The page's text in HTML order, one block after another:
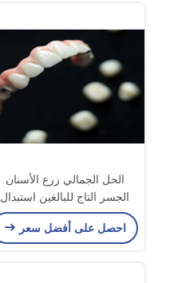
الحل الجمالي زرع الأسنان
الجسر التاج للبالغين استبدال
الأسنان المفقودة
احصل على أفضل سعر